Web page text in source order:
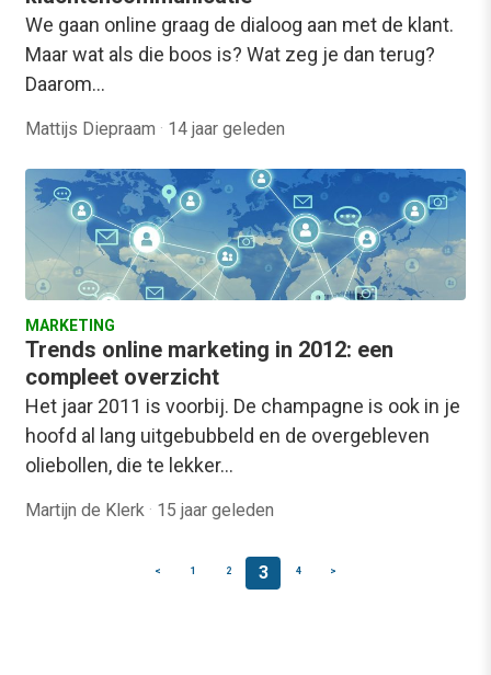
We gaan online graag de dialoog aan met de klant.
Maar wat als die boos is? Wat zeg je dan terug?
Daarom…
Mattijs Diepraam · 14 jaar geleden
MARKETING
Trends online marketing in 2012: een
compleet overzicht
Het jaar 2011 is voorbij. De champagne is ook in je
hoofd al lang uitgebubbeld en de overgebleven
oliebollen, die te lekker…
Martijn de Klerk · 15 jaar geleden
< 1 2 3 4 >